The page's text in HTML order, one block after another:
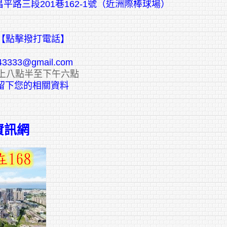
路三段201巷162-1號（近洲際棒球場）
點擊撥打電話】
八點半至下午六點
下您的相關資料
網